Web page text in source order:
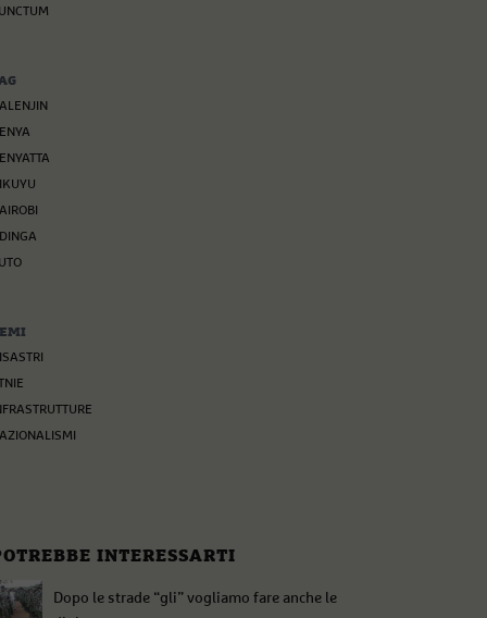
INTERESSARTI
Dopo le strade “gli” vogliamo fare anche le